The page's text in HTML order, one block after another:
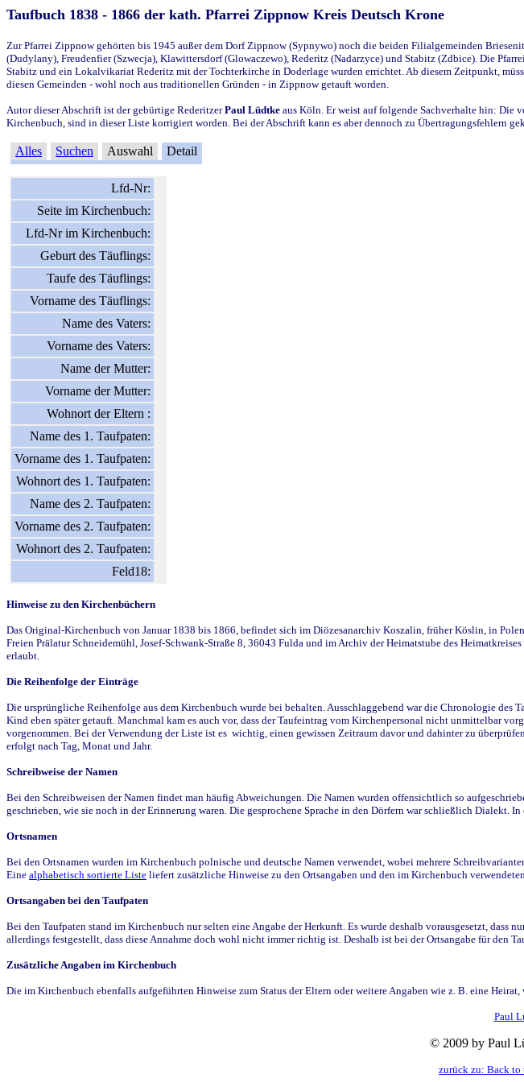
Taufbuch 1838 - 1866 der kath. Pfarrei Zippnow Kreis Deutsch Krone
Zur Pfarrei Zippnow gehörten bis 1945 außer dem Dorf Zippnow (Sypnywo) noch die beiden Filialgemeinden
(Dudylany), Freudenfier (Szwecja), Klawittersdorf (Glowaczewo), Rederitz (Nadarzyce) und Stabitz (Zdbice). Die
Stabitz und ein Lokalvikariat Rederitz mit der Tochterkirche in Doderlage wurden errichtet. Ab diesem Zeitpunkt,
diesen Gemeinden - wohl noch aus traditionellen Gründen - in Zippnow getauft worden.
Autor dieser Abschrift ist der gebürtige RederitzerPaul Lüdtke aus Köln. Er weist auf folgende Sachverhalte hin: Die
Kirchenbuch, sind in dieser Liste korrigiert worden. Bei der Abschrift kann es aber dennoch zu Übertragungsfehlern
Alles Suchen Auswahl Detail
Lfd-Nr:
Seite im Kirchenbuch:
Lfd-Nr im Kirchenbuch:
Geburt des Täuflings:
Taufe des Täuflings:
Vorname des Täuflings:
Name des Vaters:
Vorname des Vaters:
Name der Mutter:
Vorname der Mutter:
Wohnort der Eltern :
Name des 1. Taufpaten:
Vorname des 1. Taufpaten:
Wohnort des 1. Taufpaten:
Name des 2. Taufpaten:
Vorname des 2. Taufpaten:
Wohnort des 2. Taufpaten:
Feld18:
Hinweise zu den Kirchenbüchern
Das Original-Kirchenbuch von Januar 1838 bis 1866, befindet sich im Diözesanarchiv Koszalin, früher Köslin, in
Freien Prälatur Schneidemühl, Josef-Schwank-Straße 8, 36043 Fulda und im Archiv der Heimatstube des
erlaubt.
Die Reihenfolge der Einträge
Die ursprüngliche Reihenfolge aus dem Kirchenbuch wurde bei behalten. Ausschlaggebend war die Chronologie
Kind eben später getauft. Manchmal kam es auch vor, dass der Taufeintrag vom Kirchenpersonal nicht unmittelbar
vorgenommen. Bei der Verwendung der Liste ist es wichtig, einen gewissen Zeitraum davor und dahinter zu
erfolgt nach Tag, Monat und Jahr.
Schreibweise der Namen
Bei den Schreibweisen der Namen findet man häufig Abweichungen. Die Namen wurden offensichtlich so
geschrieben, wie sie noch in der Erinnerung waren. Die gesprochene Sprache in den Dörfern war schließlich Dialekt.
Ortsnamen
Bei den Ortsnamen wurden im Kirchenbuch polnische und deutsche Namen verwendet, wobei mehrere
Eine alphabetisch sortierte Liste liefert zusätzliche Hinweise zu den Ortsangaben und den im Kirchenbuch
Ortsangaben bei den Taufpaten
Bei den Taufpaten stand im Kirchenbuch nur selten eine Angabe der Herkunft. Es wurde deshalb vorausgesetzt,
allerdings festgestellt, dass diese Annahme doch wohl nicht immer richtig ist. Deshalb ist bei der Ortsangabe für den
Zusätzliche Angaben im Kirchenbuch
Die im Kirchenbuch ebenfalls aufgeführten Hinweise zum Status der Eltern oder weitere Angaben wie z. B. eine Heirat,
Paul
© 2009 by Paul
zurück zu: Back to